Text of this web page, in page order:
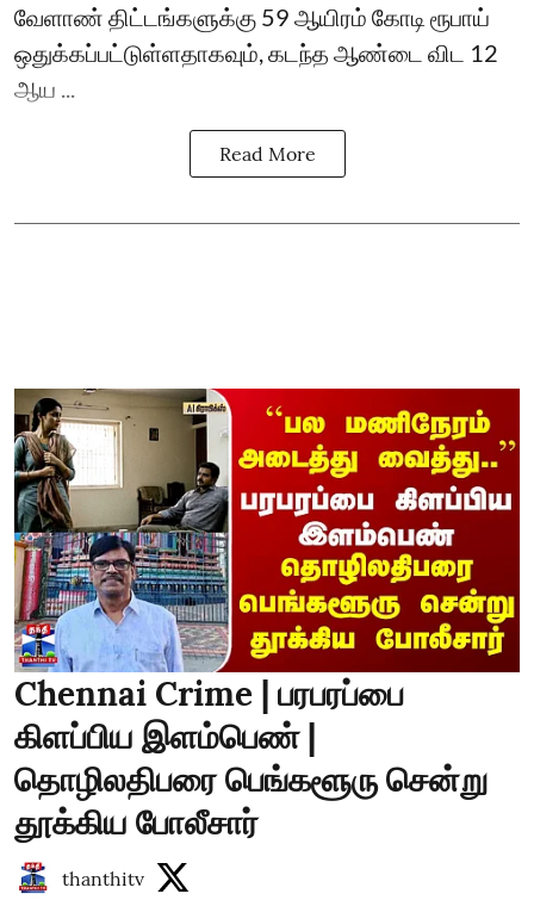
வேளாண் திட்டங்களுக்கு 59 ஆயிரம் கோடி ரூபாய்
ஒதுக்கப்பட்டுள்ளதாகவும், கடந்த ஆண்டை விட 12
ஆய ...
Read More
Chennai Crime | பரபரப்பை
கிளப்பிய இளம்பெண் |
தொழிலதிபரை பெங்களூரு சென்று
தூக்கிய போலீசார்
thanthitv